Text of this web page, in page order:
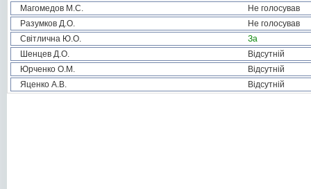
Магомедов М.С.
Не голосував
Разумков Д.О.
Не голосував
Світлична Ю.О.
За
Шенцев Д.О.
Відсутній
Юрченко О.М.
Відсутній
Яценко А.В.
Відсутній